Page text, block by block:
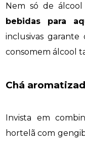
Nem só de
bebidas para
inclusivas garante
consomem álcool
Chá
Invista em
hortelã com